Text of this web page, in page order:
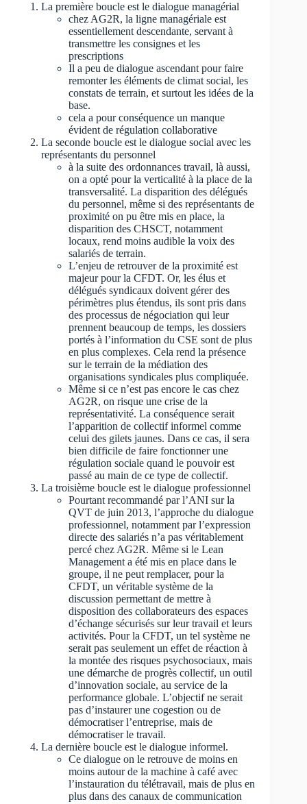
La première boucle est le dialogue managérial
chez AG2R, la ligne managériale est
essentiellement descendante, servant à
transmettre les consignes et les
prescriptions
Il a peu de dialogue ascendant pour faire
remonter les éléments de climat social, les
constats de terrain, et surtout les idées de la
base.
cela a pour conséquence un manque
évident de régulation collaborative
La seconde boucle est le dialogue social avec les
représentants du personnel
à la suite des ordonnances travail, là aussi,
on a opté pour la verticalité à la place de la
transversalité. La disparition des délégués
du personnel, même si des représentants de
proximité on pu être mis en place, la
disparition des CHSCT, notamment
locaux, rend moins audible la voix des
salariés de terrain.
L’enjeu de retrouver de la proximité est
majeur pour la CFDT. Or, les élus et
délégués syndicaux doivent gérer des
périmètres plus étendus, ils sont pris dans
des processus de négociation qui leur
prennent beaucoup de temps, les dossiers
portés à l’information du CSE sont de plus
en plus complexes. Cela rend la présence
sur le terrain de la médiation des
organisations syndicales plus compliquée.
Même si ce n’est pas encore le cas chez
AG2R, on risque une crise de la
représentativité. La conséquence serait
l’apparition de collectif informel comme
celui des gilets jaunes. Dans ce cas, il sera
bien difficile de faire fonctionner une
régulation sociale quand le pouvoir est
passé au main de ce type de collectif.
La troisième boucle est le dialogue professionnel
Pourtant recommandé par l’ANI sur la
QVT de juin 2013, l’approche du dialogue
professionnel, notamment par l’expression
directe des salariés n’a pas véritablement
percé chez AG2R. Même si le Lean
Management a été mis en place dans le
groupe, il ne peut remplacer, pour la
CFDT, un véritable système de la
discussion permettant de mettre à
disposition des collaborateurs des espaces
d’échange sécurisés sur leur travail et leurs
activités. Pour la CFDT, un tel système ne
serait pas seulement un effet de réaction à
la montée des risques psychosociaux, mais
une démarche de progrès collectif, un outil
d’innovation sociale, au service de la
performance globale. L’objectif ne serait
pas d’instaurer une cogestion ou de
démocratiser l’entreprise, mais de
démocratiser le travail.
La dernière boucle est le dialogue informel.
Ce dialogue on le retrouve de moins en
moins autour de la machine à café avec
l’instauration du télétravail, mais de plus en
plus dans des canaux de communication